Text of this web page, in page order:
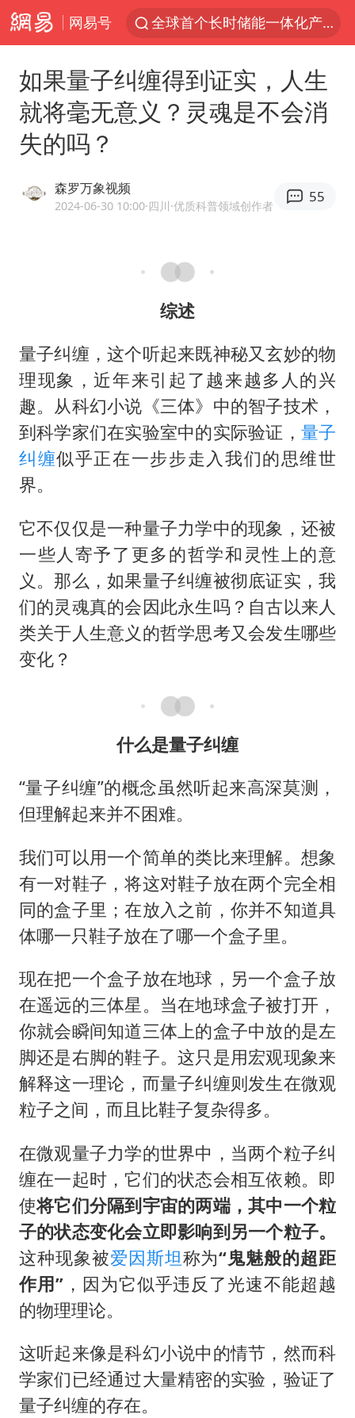
网易号
名创优品回应女子吐槽内裤质量差
四川宜宾市高县4.9级地震致1人死亡
中国女篮70-67险胜尼日利亚女篮
秋天的第一杯奶茶到底有多火
百花奖开幕式
东航：国内客票提前14天免费退改
38岁演员求职万岁山NPC成功
“今天得有40℃了吧 为啥还不预警”
夯实基础开新局
如果量子纠缠得到证实，人生
就将毫无意义？灵魂是不会消
失的吗？
森罗万象视频
2024-06-30 10:00·四川·优质科普领域创作者
55
综述
量子纠缠，这个听起来既神秘又玄妙的物
理现象，近年来引起了越来越多人的兴
趣。从科幻小说《三体》中的智子技术，
到科学家们在实验室中的实际验证， 量子
纠缠似乎正在一步步走入我们的思维世
界。
它不仅仅是一种量子力学中的现象，还被
一些人寄予了更多的哲学和灵性上的意
义。那么，如果量子纠缠被彻底证实，我
们的灵魂真的会因此永生吗？自古以来人
类关于人生意义的哲学思考又会发生哪些
变化？
什么是量子纠缠
“量子纠缠”的概念虽然听起来高深莫测，
但理解起来并不困难。
我们可以用一个简单的类比来理解。想象
有一对鞋子，将这对鞋子放在两个完全相
同的盒子里；在放入之前，你并不知道具
体哪一只鞋子放在了哪一个盒子里。
现在把一个盒子放在地球，另一个盒子放
在遥远的三体星。当在地球盒子被打开，
你就会瞬间知道三体上的盒子中放的是左
脚还是右脚的鞋子。这只是用宏观现象来
解释这一理论，而量子纠缠则发生在微观
粒子之间，而且比鞋子复杂得多。
在微观量子力学的世界中，当两个粒子纠
缠在一起时，它们的状态会相互依赖。即
使将它们分隔到宇宙的两端，其中一个粒
子的状态变化会立即影响到另一个粒子。
这种现象被爱因斯坦称为“鬼魅般的超距
作用”，因为它似乎违反了光速不能超越
的物理理论。
这听起来像是科幻小说中的情节，然而科
学家们已经通过大量精密的实验，验证了
量子纠缠的存在。